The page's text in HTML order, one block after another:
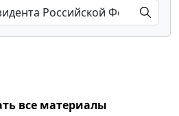
все материалы